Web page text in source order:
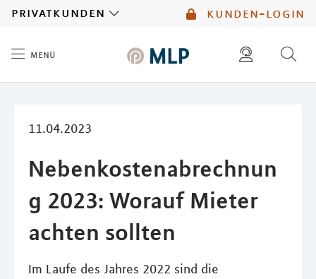
kunden-login
privatkunden
menü
11.04.2023
Nebenkostenabrechnun
g 2023: Worauf Mieter
achten sollten
Im Laufe des Jahres 2022 sind die